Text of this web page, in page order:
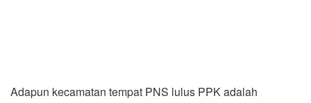
Adapun kecamatan tempat PNS lulus PPK adalah